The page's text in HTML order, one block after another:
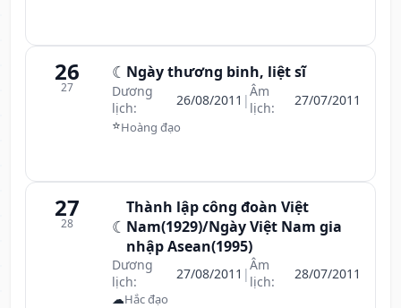
26
27
☾ Ngày thương binh, liệt sĩ
Dương
lịch:
26/08/2011 |Âm
lịch:
27/07/2011
⭐Hoàng đạo
27
28 ☾
Thành lập công đoàn Việt
Nam(1929)/Ngày Việt Nam gia
nhập Asean(1995)
Dương
lịch:
27/08/2011 |Âm
lịch:
28/07/2011
☁Hắc đạo